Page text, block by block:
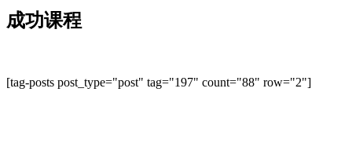
成功课程
[tag-posts post_type="post" tag="197" count="88" row="2"]